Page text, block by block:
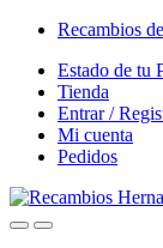
Skip
navigation
Skip
content
Recambios
Estado de tu
Tienda
Entrar /
Mi cuenta
Pedidos
OpenClose